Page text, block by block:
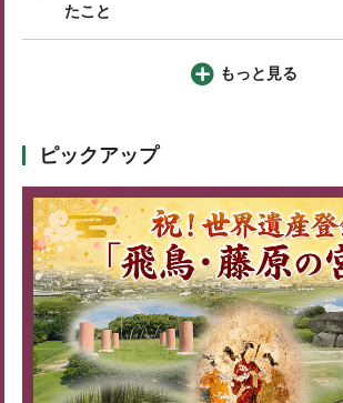
たこと
もっと見る
ピックアップ